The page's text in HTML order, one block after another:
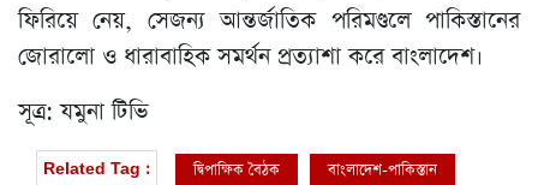
ফিরিয়ে নেয়, সেজন্য আন্তর্জাতিক পরিমণ্ডলে পাকিস্তানের
জোরালো ও ধারাবাহিক সমর্থন প্রত্যাশা করে বাংলাদেশ।
সূত্র: যমুনা টিভি
Related Tag : দ্বিপাক্ষিক বৈঠক বাংলাদেশ-পাকিস্তান